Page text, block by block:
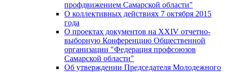
профдвижением Самарской области"
О коллективных действиях 7 октября 2015
года
О проектах документов на XXIV отчетно-
выборную Конференцию Общественной
организации "Федерация профсоюзов
Самарской области"
Об утверждении Председателя Молодежного